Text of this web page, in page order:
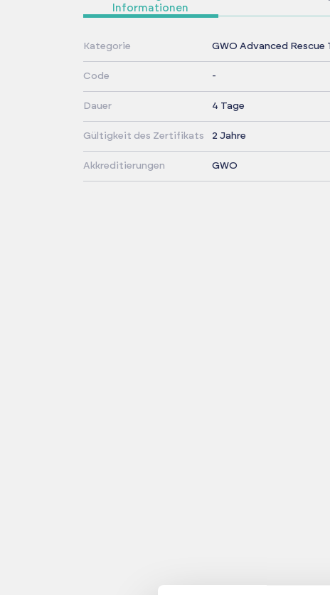
Informationen
Kategorie GWO Advanced Rescue
Code -
Dauer 4 Tage
Gültigkeit des Zertifikats 2 Jahre
Akkreditierungen GWO